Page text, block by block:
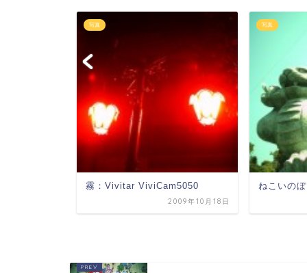
写真
霧：Vivitar ViviCam5050
2009年10月18日
写真
ねこいの